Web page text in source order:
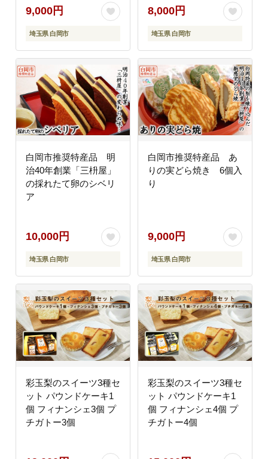
9,000円
埼玉県 白岡市
8,000円
埼玉県 白岡市
白岡市推奨特産品 明
治40年創業「三枡屋」
の採れたて卵のシベリ
ア
10,000円
埼玉県 白岡市
白岡市推奨特産品 あ
りの実どら焼き 6個入
り
9,000円
埼玉県 白岡市
彩玉梨のスイーツ3種セ
ット パウンドケーキ1
個 フィナンシェ3個 プ
チガトー3個
彩玉梨のスイーツ3種セ
ット パウンドケーキ1
個 フィナンシェ4個 プ
チガトー4個